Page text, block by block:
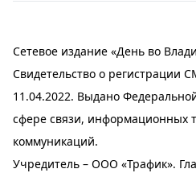
Сетевое издание «День во
Свидетельство о регистрации
11.04.2022. Выдано
сфере связи, информационных
коммуникаций.
Учредитель – ООО «Трафик».